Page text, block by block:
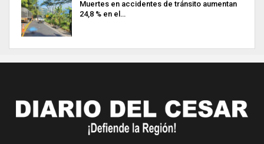
Muertes en accidentes de tránsito aumentan
24,8 % en el…